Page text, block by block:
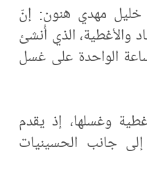
خليل مهدي هنون: إنّ
والأغطية، الذي أُنشئ
الساعة الواحدة على غسل
وغسلها، إذ يقدم
إلى جانب الحسينيات